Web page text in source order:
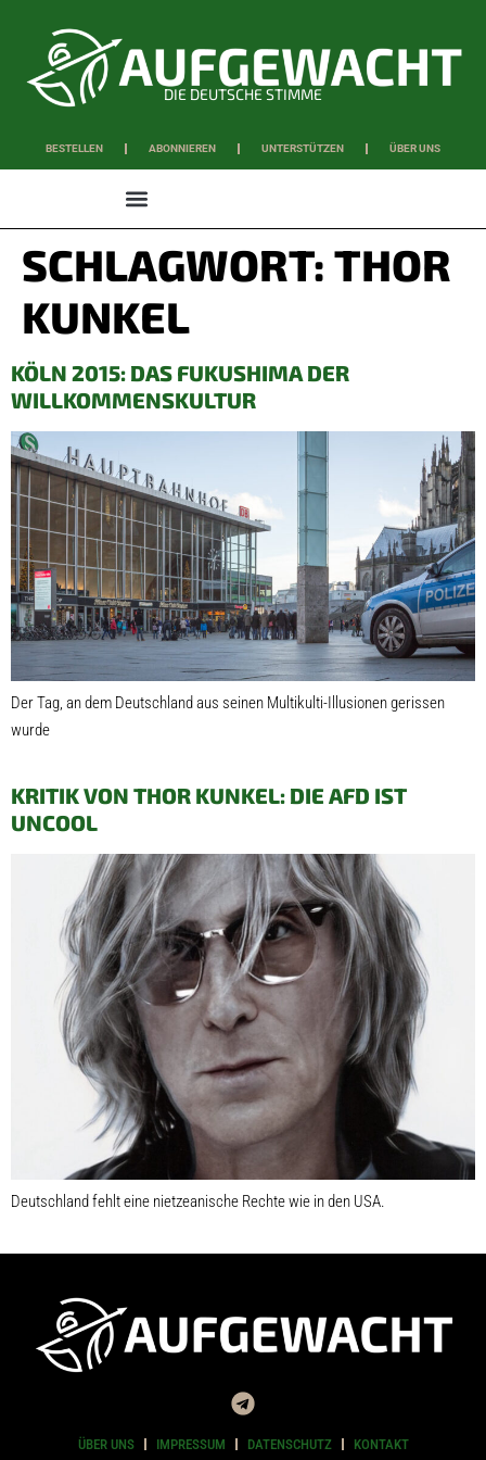
DIE DEUTSCHE STIMME
BESTELLEN ABONNIEREN UNTERSTÜTZEN ÜBER UNS
SCHLAGWORT: THOR
KUNKEL
KÖLN 2015: DAS FUKUSHIMA DER
WILLKOMMENSKULTUR
Der Tag, an dem Deutschland aus seinen Multikulti-Illusionen gerissen
wurde
KRITIK VON THOR KUNKEL: DIE AFD IST
UNCOOL
Deutschland fehlt eine nietzeanische Rechte wie in den USA.
ÜBER UNS IMPRESSUM DATENSCHUTZ KONTAKT